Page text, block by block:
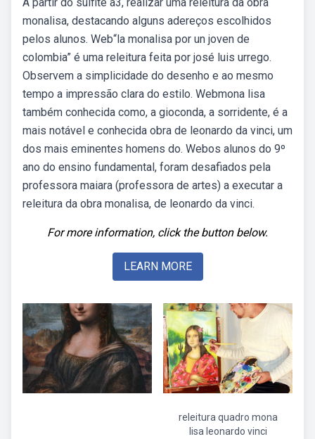
monalisa, destacando alguns adereços escolhidos
pelos alunos. Web“la monalisa por un joven de
colombia” é uma releitura feita por josé luis urrego.
Observem a simplicidade do desenho e ao mesmo
tempo a impressão clara do estilo. Webmona lisa
também conhecida como, a gioconda, a sorridente, é a
mais notável e conhecida obra de leonardo da vinci, um
dos mais eminentes homens do. Webos alunos do 9º
ano do ensino fundamental, foram desafiados pela
professora maiara (professora de artes) a executar a
releitura da obra monalisa, de leonardo da vinci.
For more information, click the button below.
LEARN MORE
releitura quadro mona
lisa leonardo vinci